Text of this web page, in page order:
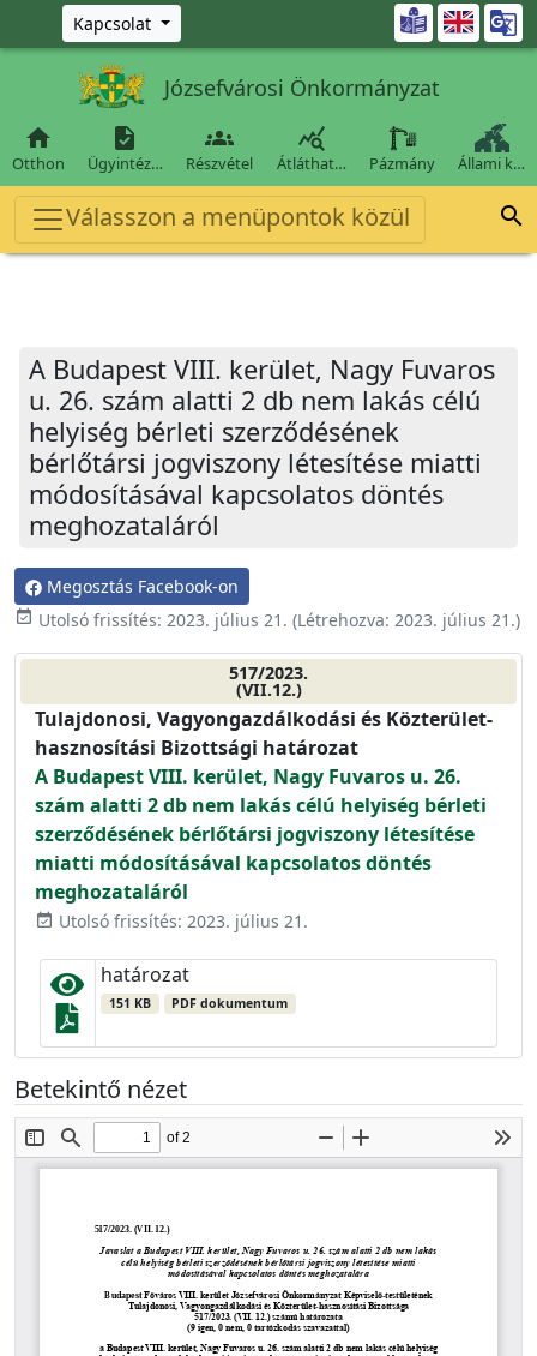
Ugrás a fő tartalomra
Kapcsolat 
Józsefvárosi Önkormányzat

Otthon

Ügyintéz…

Részvétel

Átláthat… Pázmány Állami k…
Válasszon a menüpontok közül 
A Budapest VIII. kerület, Nagy Fuvaros
u. 26. szám alatti 2 db nem lakás célú
helyiség bérleti szerződésének
bérlőtársi jogviszony létesítése miatti
módosításával kapcsolatos döntés
meghozataláról
Megosztás Facebook-on
event_available Utolsó frissítés: 2023. július 21. (Létrehozva: 2023. július 21.)
517/2023.
(VII.12.)
Tulajdonosi, Vagyongazdálkodási és Közterület-
hasznosítási Bizottsági határozat
A Budapest VIII. kerület, Nagy Fuvaros u. 26.
szám alatti 2 db nem lakás célú helyiség bérleti
szerződésének bérlőtársi jogviszony létesítése
miatti módosításával kapcsolatos döntés
meghozataláról
event_available Utolsó frissítés: 2023. július 21.
határozat
151 KB PDF dokumentum
Betekintő nézet